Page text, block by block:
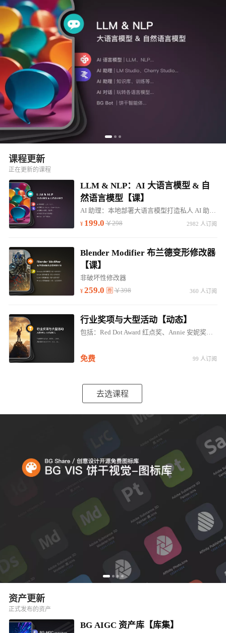
课程更新
正在更新的课程
LLM & NLP：AI 大语言模型 & 自
然语言模型【课】
AI 助理：本地部署大语言模型打造私人 AI 助理。帮助：高效学习、行业咨询、知识问答...
199.0 ￥298 2982 人订阅
Blender Modifier 布兰德变形修改器
【课】
非破坏性修改器
259.0 ￥398 360 人订阅
行业奖项与大型活动【动态】
包括：Red Dot Award 红点奖、Annie 安妮奖、EMMYS 艾美奖、IDEA奖；SIGGRAPH、GOC、E3...
免费 99 人订阅
去选课程
资产更新
正式发布的资产
BG AIGC 资产库【库集】